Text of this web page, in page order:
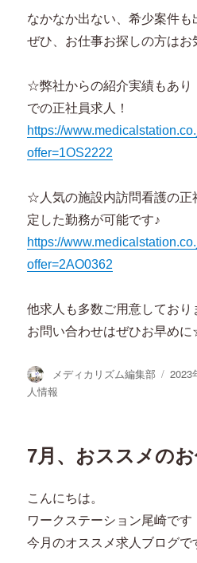
なかなか出ない、希少案件も
ぜひ、お仕事お探しの方はお
☆弊社からの紹介実績もあり
での正社員求人！
https://
offer=1OS2222
☆人気の施設内訪問看護の正
定した勤務が可能です♪
https://
offer=2AO0362
他求人も多数ご用意しており
お問い合わせはぜひお早め
投
稿
メディカリズム編集部
投
2023
人情報
7月、おススメの
こんにちは。
ワークステーション尾崎です
今月のオススメ求人ブログで